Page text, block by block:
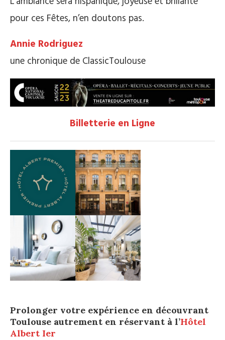
pour ces Fêtes, n’en doutons pas.
Annie Rodriguez
une chronique de ClassicToulouse
Billetterie en Ligne
Prolonger votre expérience en découvrant
Toulouse autrement en réservant à l’Hôtel
Albert Ier